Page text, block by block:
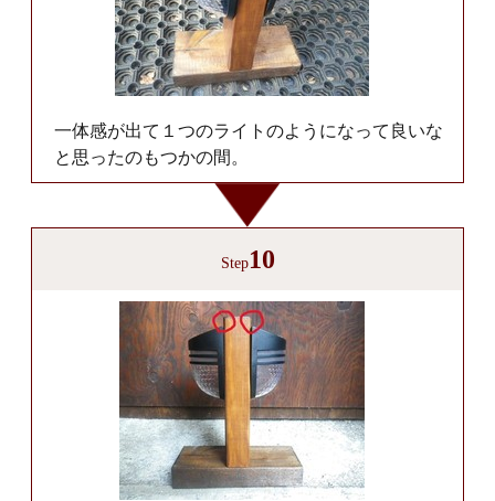
一体感が出て１つのライトのようになって良いな
と思ったのもつかの間。
Step10